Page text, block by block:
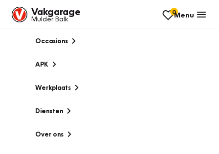
Vakgarage
Mulder Balk
0Menu
Occasions
APK
Werkplaats
Diensten
Over ons